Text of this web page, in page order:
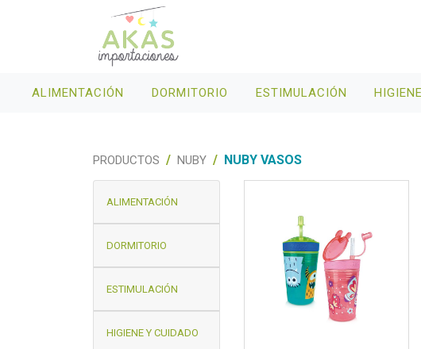
ALIMENTACIÓN DORMITORIO ESTIMULACIÓN
PRODUCTOS NUBY NUBY VASOS
ALIMENTACIÓN
DORMITORIO
ESTIMULACIÓN
HIGIENE Y CUIDADO